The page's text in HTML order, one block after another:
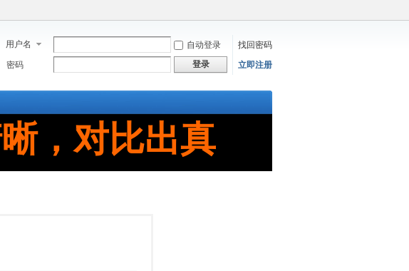
用户名 自动登录
找回密码
密码
登录 立即注册
，对比出真